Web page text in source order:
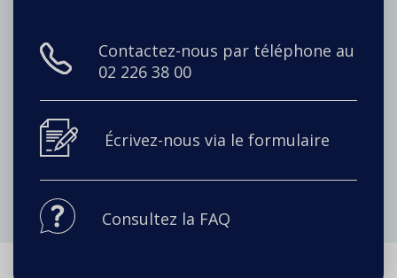
Contactez-nous par téléphone au
02 226 38 00
Écrivez-nous via le formulaire
Consultez la FAQ